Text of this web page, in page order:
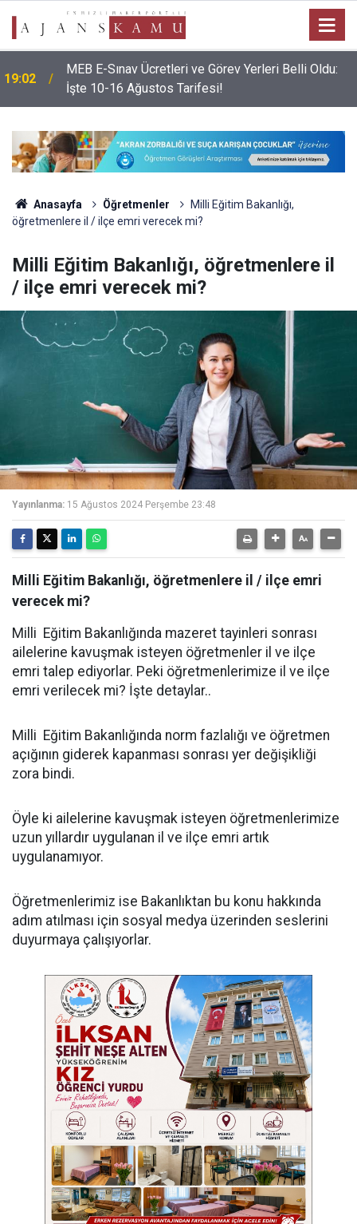
19:02
MEB E-Sınav Ücretleri ve Görev Yerleri Belli Oldu:
İşte 10-16 Ağustos Tarifesi!
Anasayfa Öğretmenler
Milli Eğitim Bakanlığı,
öğretmenlere il / ilçe emri verecek mi?
Milli Eğitim Bakanlığı, öğretmenlere il
/ ilçe emri verecek mi?
Yayınlanma: 15 Ağustos 2024 Perşembe 23:48
Milli Eğitim Bakanlığı, öğretmenlere il / ilçe emri
verecek mi?
Milli Eğitim Bakanlığında mazeret tayinleri sonrası
ailelerine kavuşmak isteyen öğretmenler il ve ilçe
emri talep ediyorlar. Peki öğretmenlerimize il ve ilçe
emri verilecek mi? İşte detaylar..
Milli Eğitim Bakanlığında norm fazlalığı ve öğretmen
açığının giderek kapanması sonrası yer değişikliği
zora bindi.
Öyle ki ailelerine kavuşmak isteyen öğretmenlerimize
uzun yıllardır uygulanan il ve ilçe emri artık
uygulanamıyor.
Öğretmenlerimiz ise Bakanlıktan bu konu hakkında
adım atılması için sosyal medya üzerinden seslerini
duyurmaya çalışıyorlar.